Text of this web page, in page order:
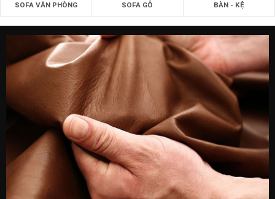
Ưu đãi mua hàng chỉ có tại zSOFA.vn
SOFA VĂN PHÒNG SOFA GỖ BÀN - KỆ